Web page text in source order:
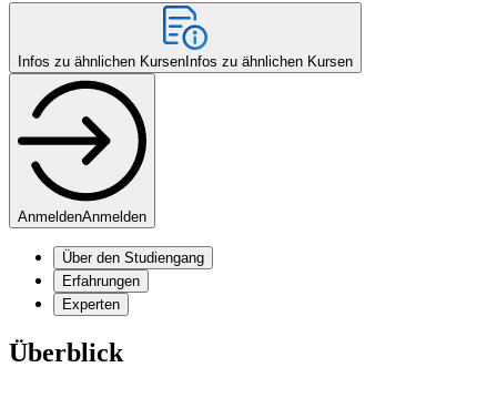
Infos zu ähnlichen Kursen Infos zu ähnlichen Kursen
AnmeldenAnmelden
Über den Studiengang
Erfahrungen
Experten
Überblick